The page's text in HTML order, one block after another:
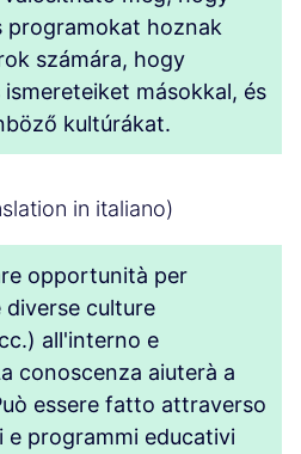
programokat hoznak
számára, hogy
másokkal, és
kultúrákat.
in italiano)
opportunità per
diverse culture
all'interno e
conoscenza aiuterà a
essere fatto attraverso
e programmi educativi